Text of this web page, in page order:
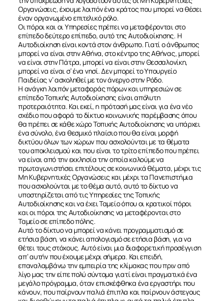
Οργανώσεις, έχουμε λοιπόν ένα κράτος που μπορεί να θέσει
έναν οργανωμένο επιτελικό ρόλο.
Οι πόροι και οι Υπηρεσίες πρέπει να μεταφέρονται στο
επίπεδο δεύτερο επίπεδο, αυτό της Αυτοδιοίκησης. Η
Αυτοδιοίκηση είναι κοντά στον άνθρωπο. Γιατί ο άνθρωπος
μπορεί να είναι στην Αθήνα, στο κέντρο της Αθήνας, μπορεί
να είναι στην Πάτρα, μπορεί να είναι στην Θεσσαλονίκη,
μπορεί να είναι σ’ ένα νησί. Δεν μπορεί το Υπουργείο
Παιδείας ν’ ασχοληθεί με τον άνεργο στην Ρόδο.
Η ανάγκη λοιπόν μεταφοράς πόρων και υπηρεσιών σε
επίπεδο Τοπικής Αυτοδιοίκησης είναι απόλυτη
προτεραιότητα. Και εκεί, η πρότασή μας είναι για ένα νέο
σχέδιο που αφορά το δίκτυο κοινωνικής παρέμβασης όπου
θα πρέπει σε κάθε χώρο Τοπικής Αυτοδιοίκησης να υπάρχει
ένα σύνολο, ένα θεσμικό πλαίσιο που θα είναι μορφή
δικτύου όλων των χώρων που ασχολούνται με τα θέματα
του αποκλεισμού και που είναι το τρίτο επίπεδο που πρέπει
να είναι από την εκκλησία την οποία καλούμε να
πρωταγωνιστήσει επιτέλους σε κοινωνικά θέματα, μέχρι τις
Μη Κυβερνητικές Οργανώσεις και μέχρι τα Πανεπιστήμια
που ασχολούνται με το θέμα αυτό, αυτό το δίκτυο να
υποστηρίζεται από τις Υπηρεσίες της Τοπικής
Αυτοδιοίκησης και να έχει Ταμείο όπου οι κρατικοί πόροι
και οι πόροι της Αυτοδιοίκησης να μεταφέρονται στο
Ταμείο σε επίπεδο πόλης.
Αυτό το δίκτυο να μπορεί να κάνει προγραμματισμό σε
ετήσια βάση, να κάνει απολογισμό σε ετήσια βάση, για να
θέτει τους στόχους. Αυτό είναι μια διαφορετική προσέγγιση
απ’ αυτήν που έχουμε μέχρι σήμερα. Και επειδή,
επαναλαμβάνω την εμπειρία της κλίμακας που πριν από
λίγο μας την είπε πολύ σύντομα γιατί είναι πραγματικά ένα
μεγάλο πρόγραμμα, όταν επισκέφθηκα ένα εργαστήρι που
κάνουν, που παίρνουν παλιά έπιπλα και παίρνουν άστεγους